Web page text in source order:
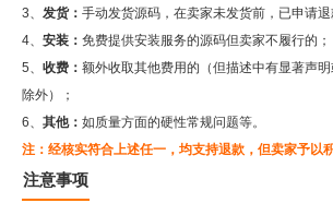
3、 发货： 手动发货源码，在卖家未发货前，已申请退
4、 安装： 免费提供安装服务的源码但卖家不履行的；
5、 收费： 额外收取其他费用的（但描述中有显著声
除外）；
6、 其他： 如质量方面的硬性常规问题等。
注：经核实符合上述任一，均支持退款，但卖家予以
注意事项